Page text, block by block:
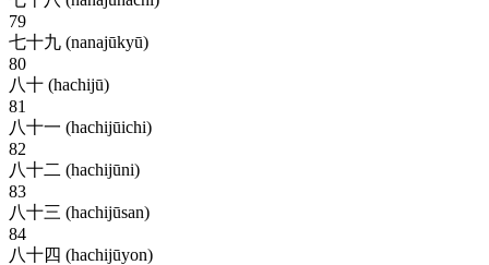
79
七十九 (nanajūkyū)
80
八十 (hachijū)
81
八十一 (hachijūichi)
82
八十二 (hachijūni)
83
八十三 (hachijūsan)
84
八十四 (hachijūyon)